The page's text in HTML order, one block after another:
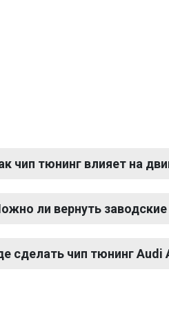
чип тюнинг влияет на
ли вернуть
сделать чип тюнинг Audi